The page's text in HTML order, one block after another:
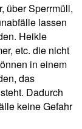
über Sperrmüll,
lassen
Heikle
etc. die nicht
in einem
das
Dadurch
keine Gefahr